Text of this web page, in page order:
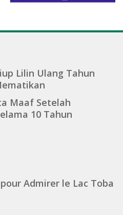
Lilin Ulang Tahun
Maaf Setelah
10 Tahun
Admirer le Lac Toba